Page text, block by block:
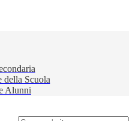
della Scuola
Alunni